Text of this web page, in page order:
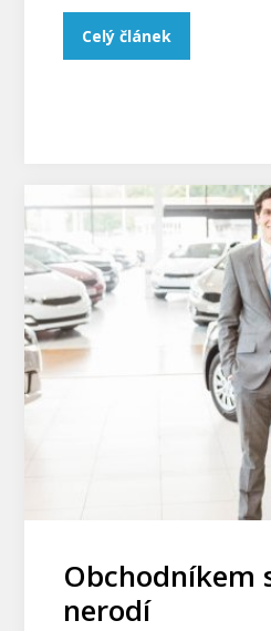
Celý článek
Obchodníkem
nerodí